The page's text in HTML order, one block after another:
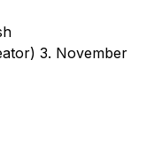
3. November